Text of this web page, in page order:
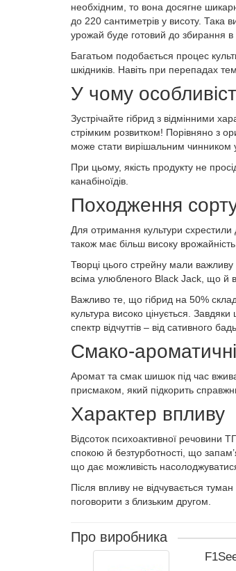
необхідним, то вона досягне
до 220 сантиметрів у висоту. Така
урожай буде готовий до збирання в
Багатьом подобається процес
шкідників. Навіть при перепадах
У чому
Зустрічайте гібрид з відмінними
стрімким розвитком! Порівняно з
може стати вирішальним чинником
При цьому, якість продукту не
канабіноїдів.
Походження
Для отримання культури схрестили
також має більш високу
Творці цього стрейну мали
всіма улюбленого Black Jack, що й
Важливо те, що гібрид на 50%
культура високо цінується.
спектр відчуттів – від сативного
Смако-
Аромат та смак шишок під час
присмаком, який підкорить
Характер впливу
Відсоток психоактивної речовини
спокою й безтурботності, що
що дає можливість
Після впливу не відчувається
поговорити з близьким другом.
Про виробника